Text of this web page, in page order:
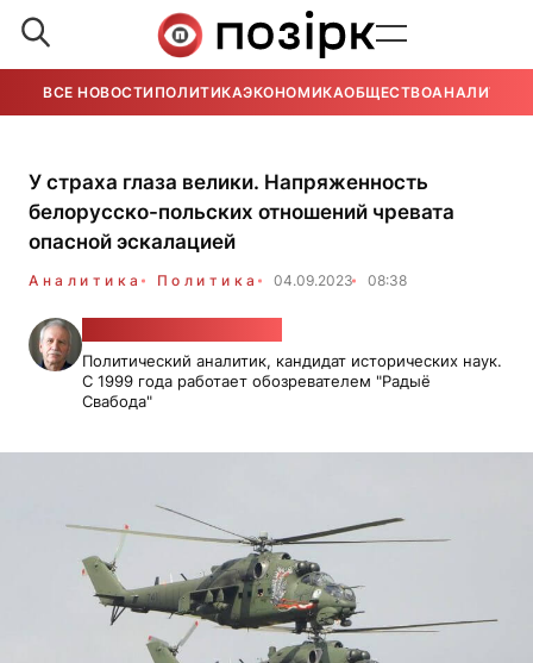
ВСЕ НОВОСТИ ПОЛИТИКАЭКОНОМИКАОБЩЕСТВОАНАЛИТИКА
У страха глаза велики. Напряженность
белорусско-польских отношений чревата
опасной эскалацией
Аналитика Политика 04.09.2023 08:38
Политический аналитик, кандидат исторических наук.
С 1999 года работает обозревателем "Радыё
Свабода"